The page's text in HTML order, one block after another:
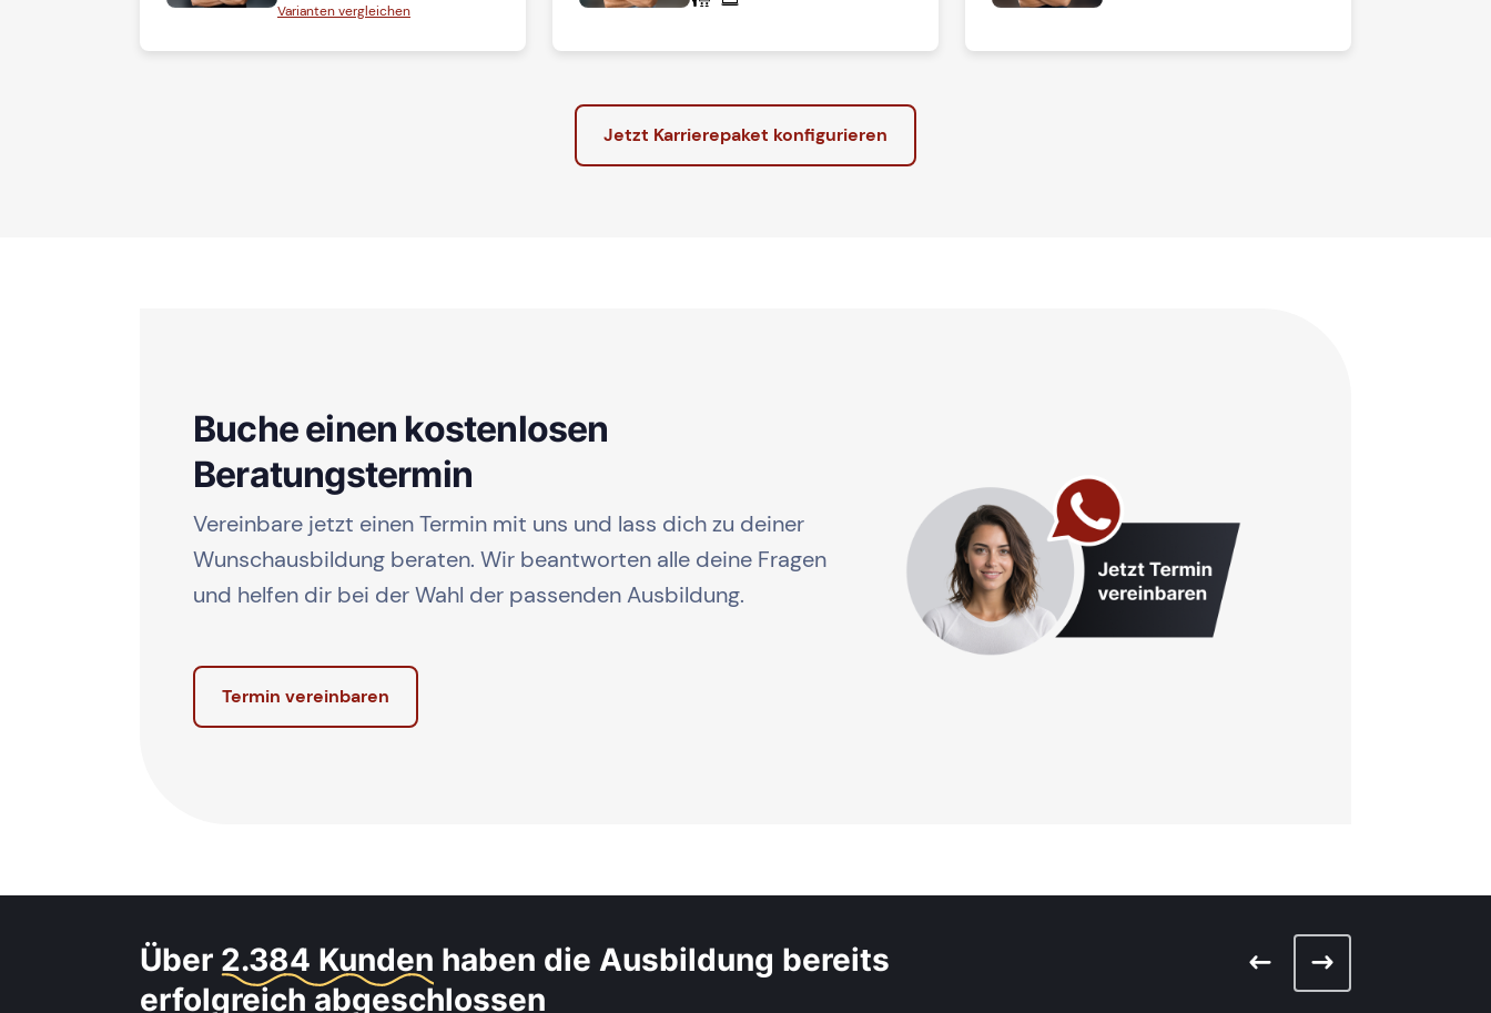
Varianten vergleichen
Jetzt Karrierepaket konfigurieren
Buche einen kostenlosen
Beratungstermin
Vereinbare jetzt einen Termin mit uns und lass dich zu deiner
Wunschausbildung beraten. Wir beantworten alle deine Fragen
und helfen dir bei der Wahl der passenden Ausbildung.
Termin vereinbaren
Über 2.384 Kunden haben die Ausbildung bereits
erfolgreich abgeschlossen